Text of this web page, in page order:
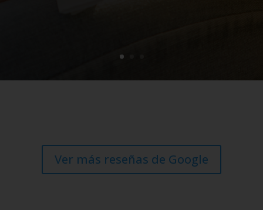
Ver más reseñas de Google